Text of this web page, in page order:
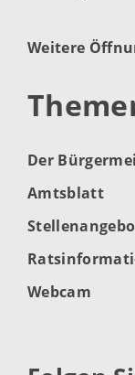
Weitere
Der
Amtsblatt
Webcam